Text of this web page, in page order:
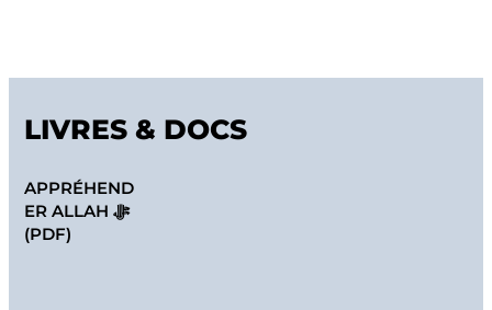
LIVRES & DOCS
APPRÉHEND
ER ALLAH ﷻ
(PDF)